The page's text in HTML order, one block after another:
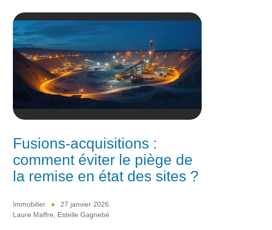
Fusions-acquisitions :
comment éviter le piège de
la remise en état des sites ?
Immobilier
27 janvier 2026
Laure Maffre, Estelle Gagnebé